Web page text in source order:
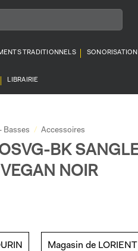
TRADITIONNELS
LIBRAIRIE
Basses / Accessoires
BK
NOIR
Magasin de LORIENT